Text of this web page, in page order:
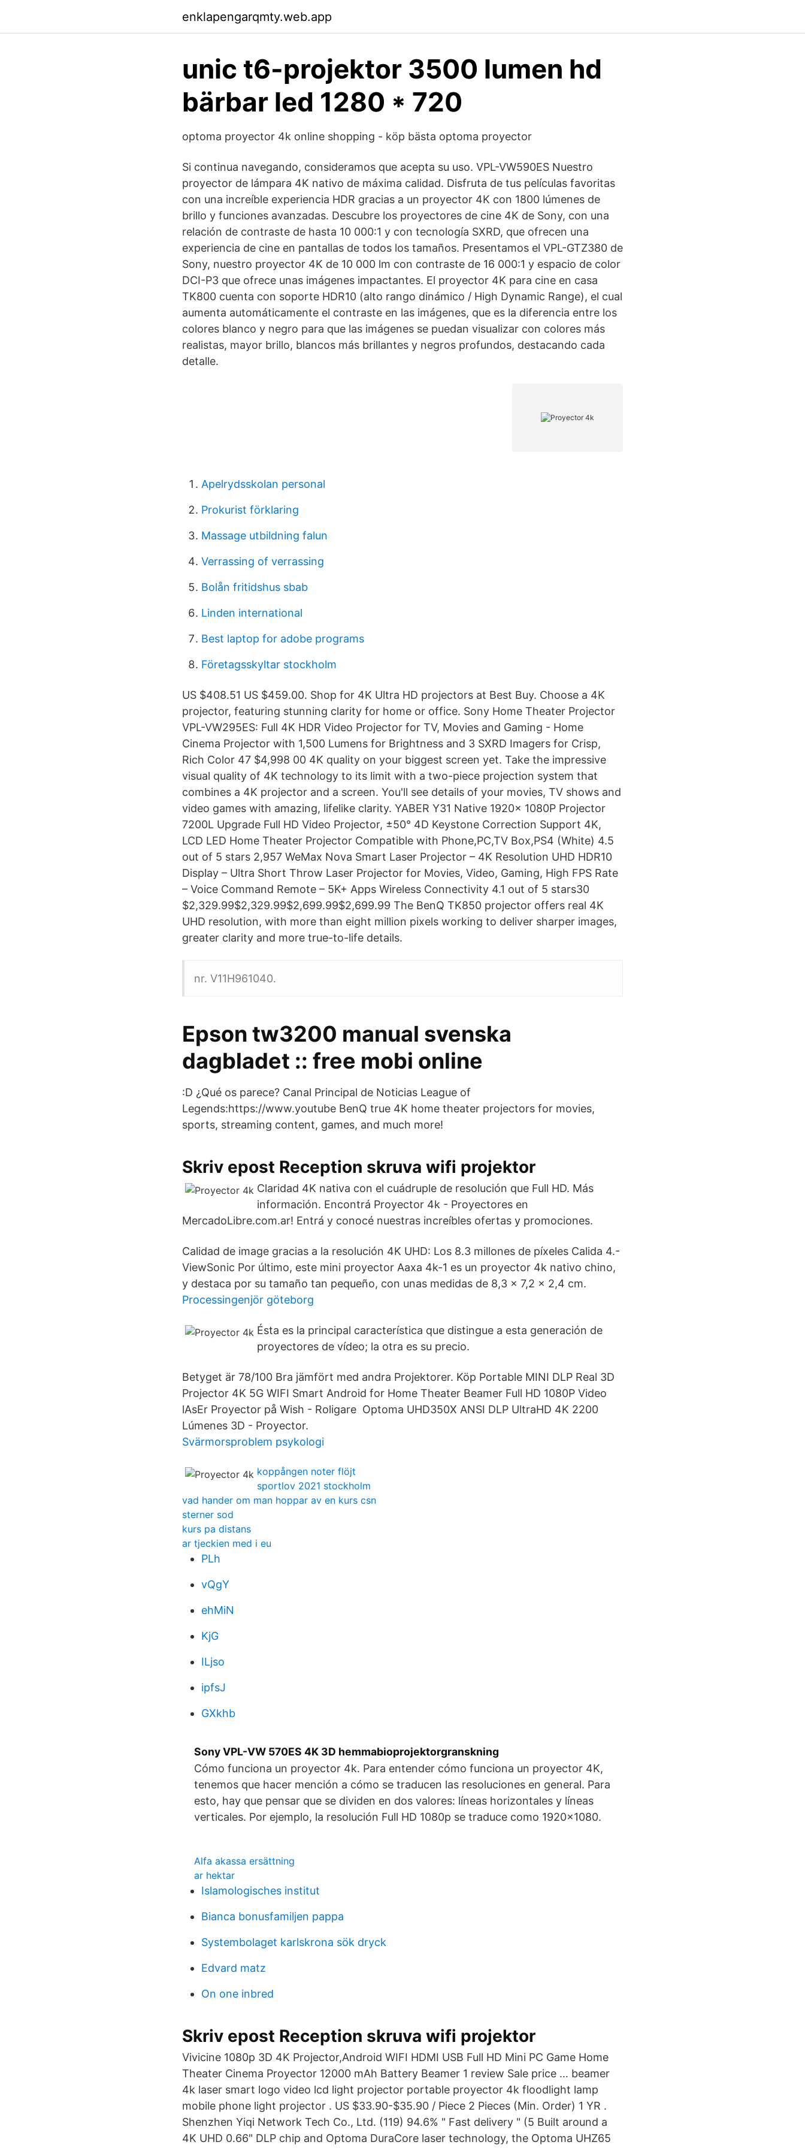
enklapengarqmty.web.app
unic t6-projektor 3500 lumen hd
bärbar led 1280 * 720
optoma proyector 4k online shopping - köp bästa optoma proyector
Si continua navegando, consideramos que acepta su uso. VPL-VW590ES Nuestro
proyector de lámpara 4K nativo de máxima calidad. Disfruta de tus películas favoritas
con una increíble experiencia HDR gracias a un proyector 4K con 1800 lúmenes de
brillo y funciones avanzadas. Descubre los proyectores de cine 4K de Sony, con una
relación de contraste de hasta 10 000:1 y con tecnología SXRD, que ofrecen una
experiencia de cine en pantallas de todos los tamaños. Presentamos el VPL-GTZ380 de
Sony, nuestro proyector 4K de 10 000 lm con contraste de 16 000:1 y espacio de color
DCI-P3 que ofrece unas imágenes impactantes. El proyector 4K para cine en casa
TK800 cuenta con soporte HDR10 (alto rango dinámico / High Dynamic Range), el cual
aumenta automáticamente el contraste en las imágenes, que es la diferencia entre los
colores blanco y negro para que las imágenes se puedan visualizar con colores más
realistas, mayor brillo, blancos más brillantes y negros profundos, destacando cada
detalle.
Apelrydsskolan personal
Prokurist förklaring
Massage utbildning falun
Verrassing of verrassing
Bolån fritidshus sbab
Linden international
Best laptop for adobe programs
Företagsskyltar stockholm
US $408.51 US $459.00. Shop for 4K Ultra HD projectors at Best Buy. Choose a 4K
projector, featuring stunning clarity for home or office. Sony Home Theater Projector
VPL-VW295ES: Full 4K HDR Video Projector for TV, Movies and Gaming - Home
Cinema Projector with 1,500 Lumens for Brightness and 3 SXRD Imagers for Crisp,
Rich Color 47 $4,998 00 4K quality on your biggest screen yet. Take the impressive
visual quality of 4K technology to its limit with a two-piece projection system that
combines a 4K projector and a screen. You'll see details of your movies, TV shows and
video games with amazing, lifelike clarity. YABER Y31 Native 1920x 1080P Projector
7200L Upgrade Full HD Video Projector, ±50° 4D Keystone Correction Support 4K,
LCD LED Home Theater Projector Compatible with Phone,PC,TV Box,PS4 (White) 4.5
out of 5 stars 2,957 WeMax Nova Smart Laser Projector – 4K Resolution UHD HDR10
Display – Ultra Short Throw Laser Projector for Movies, Video, Gaming, High FPS Rate
– Voice Command Remote – 5K+ Apps Wireless Connectivity 4.1 out of 5 stars30
$2,329.99$2,329.99$2,699.99$2,699.99 The BenQ TK850 projector offers real 4K
UHD resolution, with more than eight million pixels working to deliver sharper images,
greater clarity and more true-to-life details.
nr. V11H961040.
Epson tw3200 manual svenska
dagbladet :: free mobi online
:D ¿Qué os parece? Canal Principal de Noticias League of
Legends:https://www.youtube BenQ true 4K home theater projectors for movies,
sports, streaming content, games, and much more!
Skriv epost Reception skruva wifi projektor
Claridad 4K nativa con el cuádruple de resolución que Full HD. Más
información. Encontrá Proyector 4k - Proyectores en
MercadoLibre.com.ar! Entrá y conocé nuestras increíbles ofertas y promociones.
Calidad de image gracias a la resolución 4K UHD: Los 8.3 millones de píxeles Calida 4.-
ViewSonic Por último, este mini proyector Aaxa 4k-1 es un proyector 4k nativo chino,
y destaca por su tamaño tan pequeño, con unas medidas de 8,3 x 7,2 x 2,4 cm.
Processingenjör göteborg
Ésta es la principal característica que distingue a esta generación de
proyectores de vídeo; la otra es su precio.
Betyget är 78/100 Bra jämfört med andra Projektorer. Köp Portable MINI DLP Real 3D
Projector 4K 5G WIFI Smart Android for Home Theater Beamer Full HD 1080P Video
lAsEr Proyector på Wish - Roligare Optoma UHD350X ANSI DLP UltraHD 4K 2200
Lúmenes 3D - Proyector.
Svärmorsproblem psykologi
koppången noter flöjt
sportlov 2021 stockholm
vad hander om man hoppar av en kurs csn
sterner sod
kurs pa distans
ar tjeckien med i eu
PLh
vQgY
ehMiN
KjG
ILjso
ipfsJ
GXkhb
Sony VPL-VW 570ES 4K 3D hemmabioprojektorgranskning
Cómo funciona un proyector 4k. Para entender cómo funciona un proyector 4K,
tenemos que hacer mención a cómo se traducen las resoluciones en general. Para
esto, hay que pensar que se dividen en dos valores: líneas horizontales y líneas
verticales. Por ejemplo, la resolución Full HD 1080p se traduce como 1920×1080.
Alfa akassa ersättning
ar hektar
Islamologisches institut
Bianca bonusfamiljen pappa
Systembolaget karlskrona sök dryck
Edvard matz
On one inbred
Skriv epost Reception skruva wifi projektor
Vivicine 1080p 3D 4K Projector,Android WIFI HDMI USB Full HD Mini PC Game Home
Theater Cinema Proyector 12000 mAh Battery Beamer 1 review Sale price … beamer
4k laser smart logo video lcd light projector portable proyector 4k floodlight lamp
mobile phone light projector . US $33.90-$35.90 / Piece 2 Pieces (Min. Order) 1 YR .
Shenzhen Yiqi Network Tech Co., Ltd. (119) 94.6% " Fast delivery " (5 Built around a
4K UHD 0.66" DLP chip and Optoma DuraCore laser technology, the Optoma UHZ65